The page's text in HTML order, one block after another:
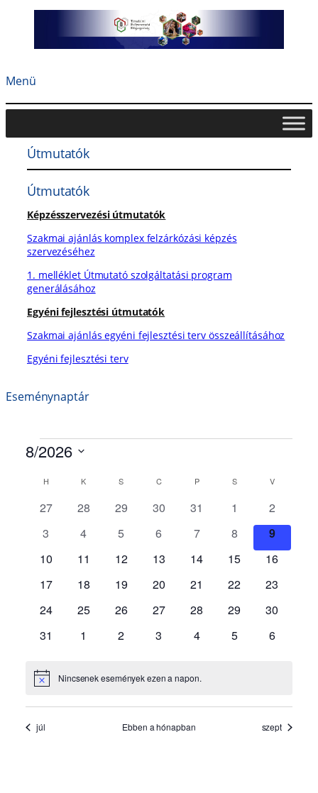
Menü
Útmutatók
Útmutatók
Képzésszervezési útmutatók
Szakmai ajánlás komplex felzárkózási képzés
szervezéséhez
1. melléklet Útmutató szolgáltatási program
generálásához
Egyéni fejlesztési útmutatók
Szakmai ajánlás egyéni fejlesztési terv összeállításához
Egyéni fejlesztési terv
Eseménynaptár